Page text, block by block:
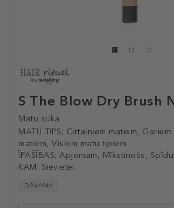
S The Blow Dry Brush
Matu suka
MATU TIPS: Cirtainiem matiem, Gariem
matiem, Visiem matu tipiem
ĪPAŠĪBAS: Apjomam, Mīkstinošs,
KAM: Sievietei
DĀVANA